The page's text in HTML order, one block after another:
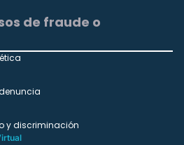
de fraude o
y discriminación